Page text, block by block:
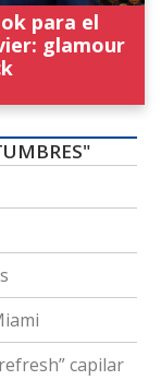
para el
glamour
capilar